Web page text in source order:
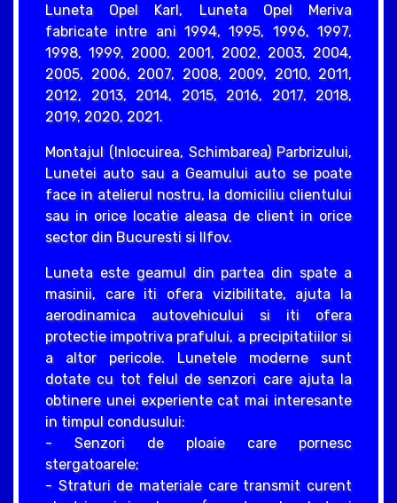
Luneta Opel Karl, Luneta Opel Meriva
fabricate intre ani 1994, 1995, 1996, 1997,
1998, 1999, 2000, 2001, 2002, 2003, 2004,
2005, 2006, 2007, 2008, 2009, 2010, 2011,
2012, 2013, 2014, 2015, 2016, 2017, 2018,
2019, 2020, 2021.
Montajul (Inlocuirea, Schimbarea) Parbrizului,
Lunetei auto sau a Geamului auto se poate
face in atelierul nostru, la domiciliu clientului
sau in orice locatie aleasa de client in orice
sector din Bucuresti si Ilfov.
Luneta este geamul din partea din spate a
masinii, care iti ofera vizibilitate, ajuta la
aerodinamica autovehicului si iti ofera
protectie impotriva prafului, a precipitatiilor si
a altor pericole. Lunetele moderne sunt
dotate cu tot felul de senzori care ajuta la
obtinere unei experiente cat mai interesante
in timpul condusului:
- Senzori de ploaie care pornesc
stergatoarele;
- Straturi de materiale care transmit curent